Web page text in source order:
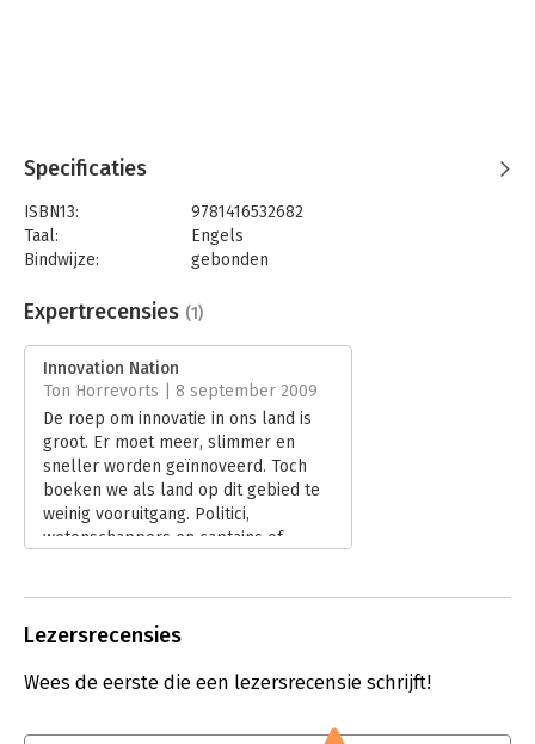
Specificaties
ISBN13:
9781416532682
Taal:
Engels
Bindwijze:
gebonden
Uitgever:
The Free Press
Hoofdrubriek:
Expertrecensies (1)
Innovation Nation
Ton Horrevorts | 8 september 2009
De roep om innovatie in ons land is
groot. Er moet meer, slimmer en
sneller worden geïnnoveerd. Toch
boeken we als land op dit gebied te
weinig vooruitgang. Politici,
wetenschappers en captains of
kan allemaal beter, veel beter, vindt
aanbevelingen bundelde in
Lezersrecensies
Wees de eerste die een lezersrecensie schrijft!